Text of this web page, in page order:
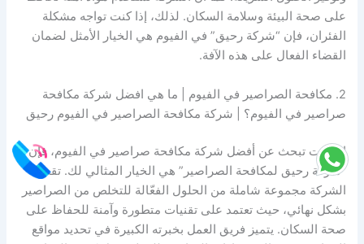
على صحة البيئة وسلامة السكان. لذلك، إذا كنت تواجه مشكلة
الفئران، فإن “شركة رحيق” في الفيوم هي الخيار الأمثل لضمان
القضاء الفعال على هذه الآفة.
2. مكافحة الصراصير في الفيوم | ما هي افضل شركة مكافحة
صراصير في الفيوم؟ | شركة مكافحة الصراصير في الفيوم رحيق
إن كنت تبحث عن أفضل شركة مكافحة صراصير في الفيوم، فإن
“شركة رحيق لمكافحة الصراصير” هي الخيار المثالي لك. تقدم
الشركة مجموعة شاملة من الحلول الفعّالة للتخلص من الصراصير
بشكل نهائي، حيث تعتمد على تقنيات متطورة وآمنة للحفاظ على
صحة السكان. يتميز فريق العمل بخبرته الكبيرة في تحديد مواقع